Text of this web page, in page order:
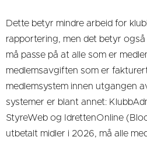
Dette betyr mindre arbeid for
rapportering, men det betyr
må passe på at alle som er
medlemsavgiften som er
medlemsystem innen utgangen
systemer er blant annet:
StyreWeb og IdrettenOnline
utbetalt midler i 2026, må alle